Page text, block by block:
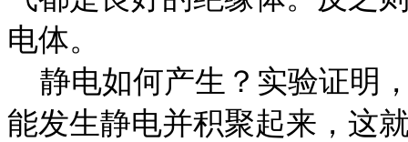
电体。
静电如何产生？实验证明
能发生静电并积聚起来，这